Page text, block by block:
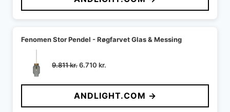
5.969 kr..5.240 kr..
Fenomen Stor Pendel - Røgfarvet Glas & Messing
9.811kr.Den
pris
var:
9.811 kr..
6.710 kr.
pris
er:
6.710 kr..
ANDLIGHT.COM →